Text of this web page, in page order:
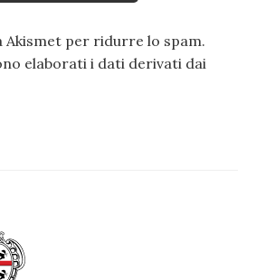
Akismet per ridurre lo spam.
elaborati i dati derivati dai